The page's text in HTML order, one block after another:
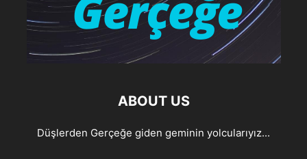
ABOUT US
Düşlerden Gerçeğe giden geminin yolcularıyız...